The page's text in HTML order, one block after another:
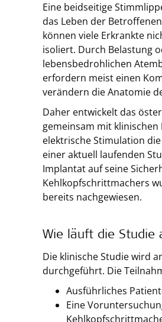
Eine beidseitige
das Leben der
können viele Erkrankte
isoliert. Durch Belastung
lebensbedrohlichen
erfordern meist einen
verändern die Anatomie
Daher entwickelt das
gemeinsam mit
elektrische Stimulation
einer aktuell laufenden
Implantat auf seine
Kehlkopfschrittmachers
bereits nachgewiesen.
Wie läuft die Studie
Die klinische Studie wird
durchgeführt. Die
Ausführliches
Eine